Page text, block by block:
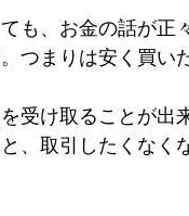
も、お金の話が正
つまりは安く買い
受け取ることが出
、取引したくなく